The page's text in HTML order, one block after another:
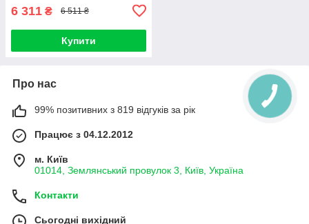
6 311 ₴ 6 511 ₴
Купити
Про нас
99% позитивних з 819 відгуків за рік
Працює з 04.12.2012
м. Київ
01014, Землянський провулок 3, Київ, Україна
Контакти
Сьогодні вихідний